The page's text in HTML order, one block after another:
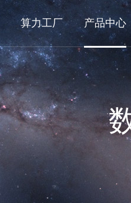
算力工厂 产品中心